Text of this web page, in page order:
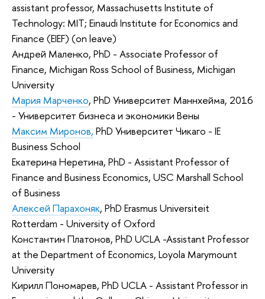
assistant professor, Massachusetts Institute of
Technology: MIT; Einaudi Institute for Economics and
Finance (EIEF) (on leave)
Андрей Маленко, PhD - Associate Professor of
Finance, Michigan Ross School of Business, Michigan
University
Мария Марченко, PhD Университет Маннхейма, 2016
- Университет бизнеса и экономики Вены
Максим Миронов, PhD Университет Чикаго - IE
Business School
Екатерина Неретина, PhD - Assistant Professor of
Finance and Business Economics, USC Marshall School
of Business
Алексей Парахоняк, PhD Erasmus Universiteit
Rotterdam - University of Oxford
Константин Платонов, PhD UCLA -Assistant Professor
at the Department of Economics, Loyola Marymount
University
Кирилл Пономарев, PhD UCLA - Assistant Professor in